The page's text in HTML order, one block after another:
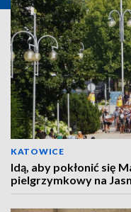
KATOWICE
Idą, aby pokłonić się
pielgrzymkowy na